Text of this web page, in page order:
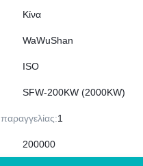
Κίνα
WaWuShan
ISO
SFW-200KW (2000KW)
1
200000